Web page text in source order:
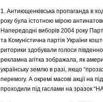
1. Антиющенківська пропаганда в
року була істотною мірою
Напередодні виборів 2004 року
та Комуністична партія України
риторики здобували голоси
рекламна агітка зображала, як
українську землю в разі, якщо
перемогу. А окремі масові акції на
проходили під гаслами на зразок